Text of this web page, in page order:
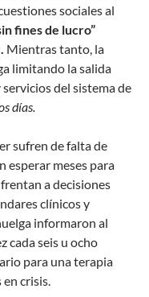
sociales al
fines de lucro”
Mientras tanto, la
limitando la salida
servicios del sistema de
días.
sufren de falta de
esperar meses para
a decisiones
clínicos y
informaron al
cada seis u ocho
para una terapia
crisis.